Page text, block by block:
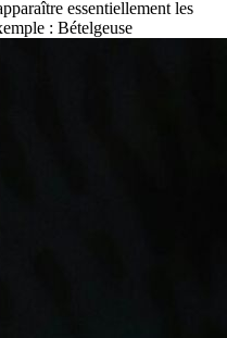
essentiellement les
: Bételgeuse